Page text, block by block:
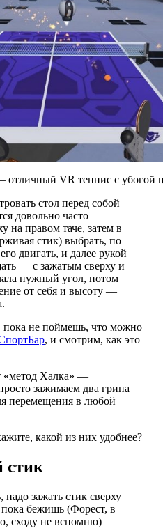
отличный VR теннис с убогой
стол перед собой
довольно часто —
на правом таче, затем в
стик) выбрать, по
двигать, и далее рукой
— с зажатым сверху и
нужный угол, потом
от себя и высоту —
пока не поймешь, что можно
, и смотрим, как это
«метод Халка» —
зажимаем два грипа
перемещения в любой
какой из них удобнее?
стик
зажать стик сверху
бежишь (Форест, в
сходу не вспомню)